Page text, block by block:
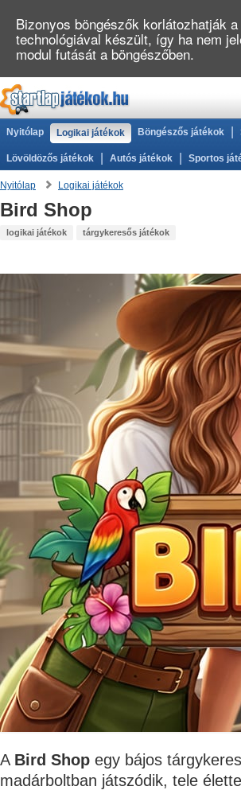
Nyitólap Logikai játékok Böngészős játékok
Lövöldözős játékok Autós játékok Sportos
Nyitólap Logikai játékok
Bird Shop
logikai játékok tárgykeresős játékok
A Bird Shop egy bájos
madárboltban játszódik, tele
Bizonyos böngészők korlátozhatják
technológiával készült, így ha nem
modul futását a böngészőben.